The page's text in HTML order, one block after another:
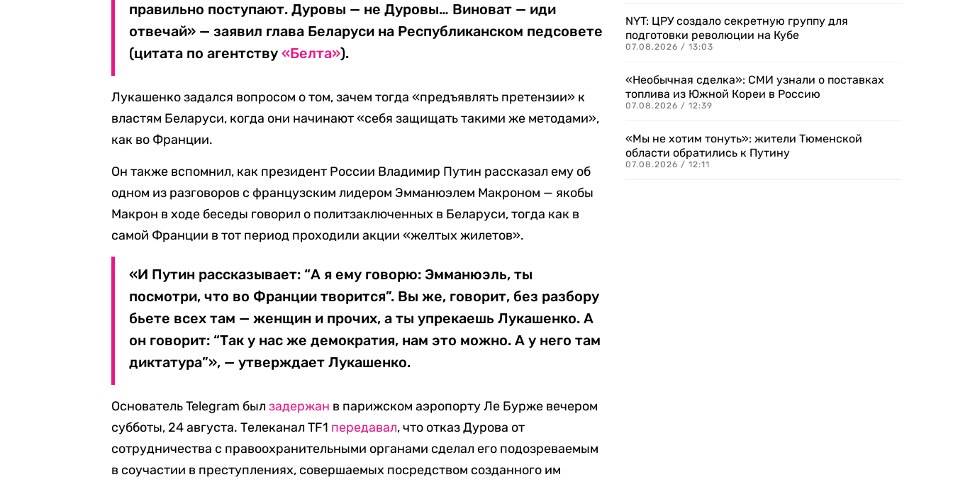
правильно поступают. Дуровы — не Дуровы… Виноват — иди
отвечай» — заявил глава Беларуси на Республиканском педсовете
(цитата по агентству«Белта»).
Лукашенко задался вопросом о том, зачем тогда «предъявлять претензии» к
властям Беларуси, когда они начинают «себя защищать такими же методами»,
как во Франции.
Он также вспомнил, как президент России Владимир Путин рассказал ему об
одном из разговоров с французским лидером Эмманюэлем Макроном — якобы
Макрон в ходе беседы говорил о политзаключенных в Беларуси, тогда как в
самой Франции в тот период проходили акции «желтых жилетов».
«И Путин рассказывает: “А я ему говорю: Эмманюэль, ты
посмотри, что во Франции творится”. Вы же, говорит, без разбору
бьете всех там — женщин и прочих, а ты упрекаешь Лукашенко. А
он говорит: “Так у нас же демократия, нам это можно. А у него там
диктатура”», — утверждает Лукашенко.
Основатель Telegram былзадержан в парижском аэропорту Ле Бурже вечером
субботы, 24 августа. Телеканал TF1 передавал, что отказ Дурова от
сотрудничества с правоохранительными органами сделал его подозреваемым
в соучастии в преступлениях, совершаемых посредством созданного им
NYT: ЦРУ создало секретную группу для
подготовки революции на Кубе
07.08.2026 / 13:03
«Необычная сделка»: СМИ узнали о поставках
топлива из Южной Кореи в Россию
07.08.2026 / 12:39
«Мы не хотим тонуть»: жители Тюменской
области обратились к Путину
07.08.2026 / 12:11